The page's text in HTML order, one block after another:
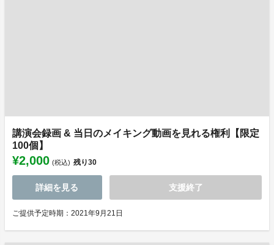
講演会録画 & 当日のメイキング動画を見れる権利【限定
100個】
¥2,000 (税込) 残り30
詳細を見る 支援終了
ご提供予定時期：2021年9月21日